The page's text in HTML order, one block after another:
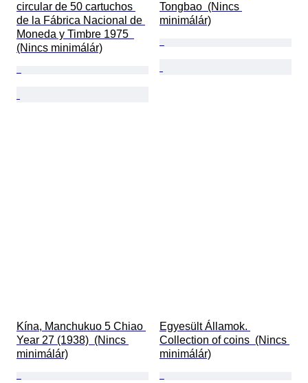
circular de 50 cartuchos
de la Fábrica Nacional de
Moneda y Timbre 1975
(Nincs minimálár)
Tongbao  (Nincs
minimálár)
Kína, Manchukuo 5 Chiao
Year 27 (1938)  (Nincs
minimálár)
Egyesült Államok.
Collection of coins  (Nincs
minimálár)